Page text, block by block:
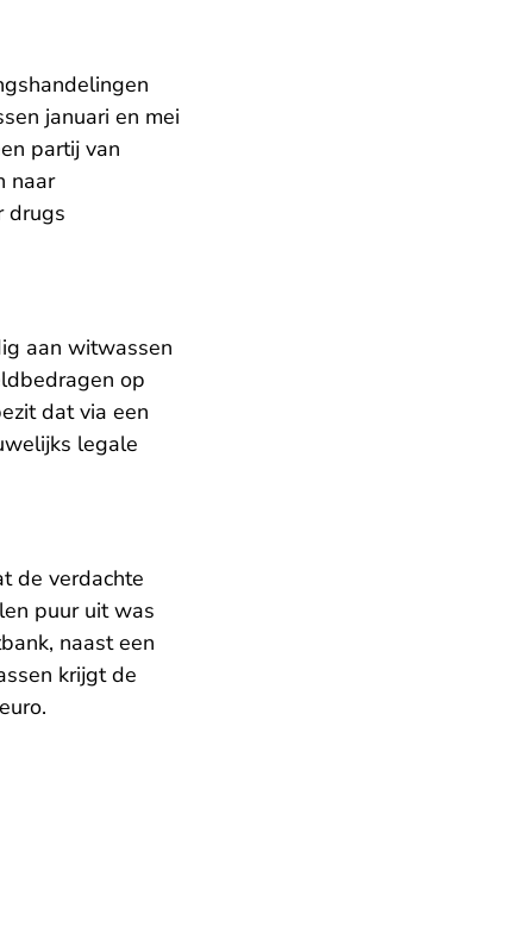
januari en mei
partij van
naar
drugs
aan witwassen
op
dat via een
legale
de verdachte
puur uit was
naast een
krijgt de